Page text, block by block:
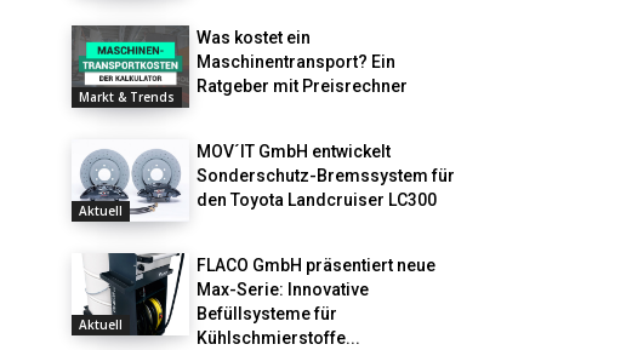
Markt & Trends
Was kostet ein
Maschinentransport? Ein
Ratgeber mit Preisrechner
Aktuell
MOV´IT GmbH entwickelt
Sonderschutz-Bremssystem für
den Toyota Landcruiser LC300
Aktuell
FLACO GmbH präsentiert neue
Max-Serie: Innovative
Befüllsysteme für
Kühlschmierstoffe...